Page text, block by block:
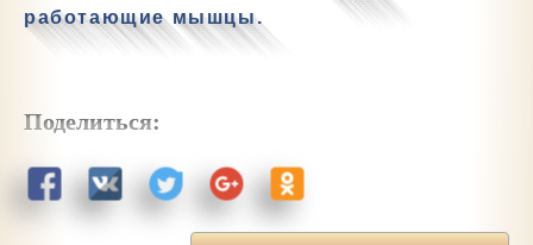
работающие мышцы.
Поделиться: